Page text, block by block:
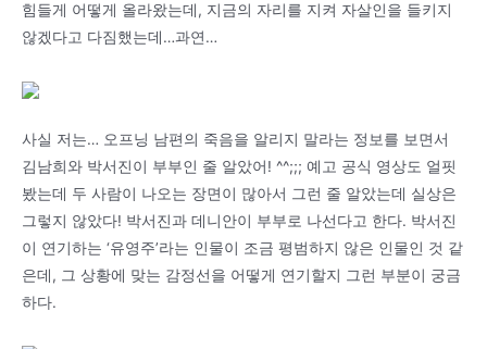
힘들게 어떻게 올라왔는데, 지금의 자리를 지켜 자살인을 들키지
않겠다고 다짐했는데…과연…
사실 저는… 오프닝 남편의 죽음을 알리지 말라는 정보를 보면서
김남희와 박서진이 부부인 줄 알았어! ^^;;; 예고 공식 영상도 얼핏
봤는데 두 사람이 나오는 장면이 많아서 그런 줄 알았는데 실상은
그렇지 않았다! 박서진과 데니안이 부부로 나선다고 한다. 박서진
이 연기하는 ‘유영주’라는 인물이 조금 평범하지 않은 인물인 것 같
은데, 그 상황에 맞는 감정선을 어떻게 연기할지 그런 부분이 궁금
하다.